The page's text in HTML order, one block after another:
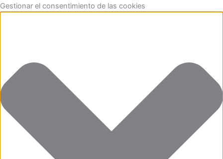
Gestionar el consentimiento de las cookies
Funcional
Preferencias
Estadísticas
Marketing
Ir